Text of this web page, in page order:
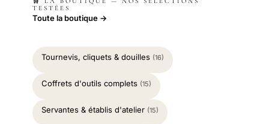
TESTÉES
Toute la boutique →
Tournevis, cliquets & douilles (16)
Coffrets d'outils complets (15)
Servantes & établis d'atelier (15)